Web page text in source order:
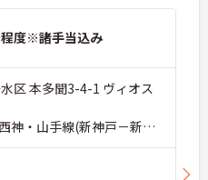
度※諸手当込み
区 本多聞3-4-1 ヴィオス
神・山手線(新神戸－新長
バス・車14分